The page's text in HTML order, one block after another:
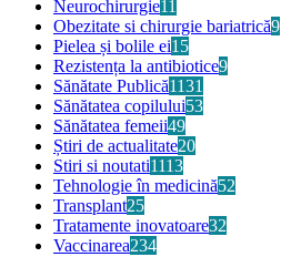
Neurochirurgie11
Obezitate si chirurgie bariatrică9
Pielea și bolile ei15
Rezistența la antibiotice9
Sănătate Publică1131
Sănătatea copilului53
Sănătatea femeii49
Știri de actualitate20
Stiri si noutati1113
Tehnologie în medicină52
Transplant25
Tratamente inovatoare32
Vaccinarea234